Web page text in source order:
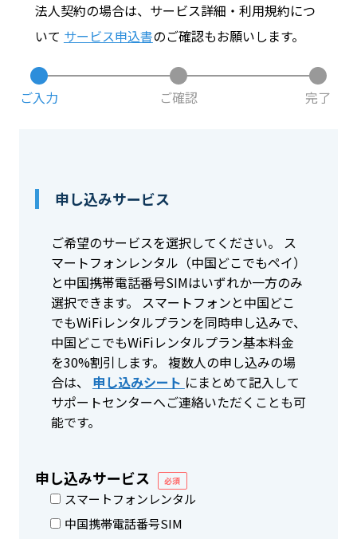
お問い合わせ
ログイン
法人契約の場合は、サービス詳細・利用規約につ
いて サービス申込書のご確認もお願いします。
ご入力 ご確認 完了
申し込みサービス
ご希望のサービスを選択してください。 ス
マートフォンレンタル（中国どこでもペイ）
と中国携帯電話番号SIMはいずれか一方のみ
選択できます。 スマートフォンと中国どこ
でもWiFiレンタルプランを同時申し込みで、
中国どこでもWiFiレンタルプラン基本料金
を30%割引します。 複数人の申し込みの場
合は、 申し込みシート にまとめて記入して
サポートセンターへご連絡いただくことも可
能です。
申し込みサービス 必須
スマートフォンレンタル
中国携帯電話番号SIM